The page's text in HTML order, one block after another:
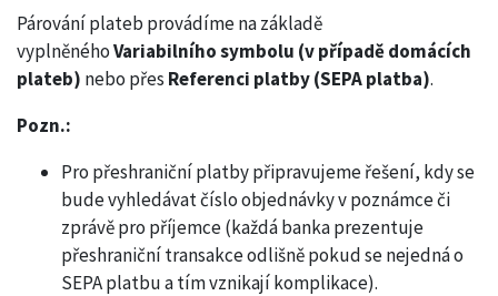
Párování plateb provádíme na základě
vyplněnéhoVariabilního symbolu (v případě domácích
plateb) nebo přes Referenci platby (SEPA platba).
Pozn.:
Pro přeshraniční platby připravujeme řešení, kdy se
bude vyhledávat číslo objednávky v poznámce či
zprávě pro příjemce (každá banka prezentuje
přeshraniční transakce odlišně pokud se nejedná o
SEPA platbu a tím vznikají komplikace).